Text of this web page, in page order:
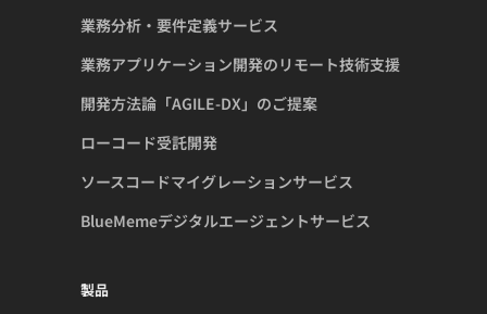
業務分析・要件定義サービス
業務アプリケーション開発のリモート技術支援
開発方法論「AGILE-DX」のご提案
ローコード受託開発
ソースコードマイグレーションサービス
BlueMemeデジタルエージェントサービス
製品